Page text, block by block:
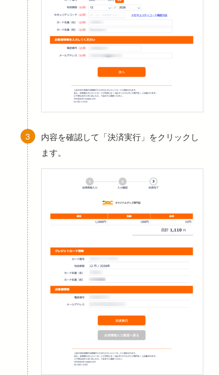
内容を確認して「決済実行」をクリックし
ます。